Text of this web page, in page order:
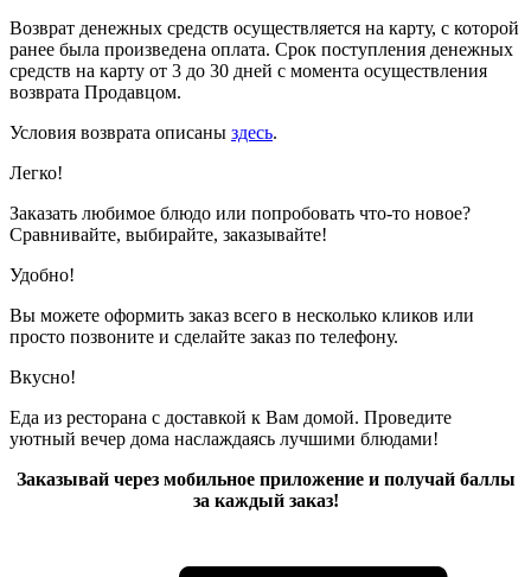
Возврат денежных средств осуществляется на карту, с которой
ранее была произведена оплата. Срок поступления денежных
средств на карту от 3 до 30 дней с момента осуществления
возврата Продавцом.
Условия возврата описаны здесь.
Легко!
Заказать любимое блюдо или попробовать что-то новое?
Сравнивайте, выбирайте, заказывайте!
Удобно!
Вы можете оформить заказ всего в несколько кликов или
просто позвоните и сделайте заказ по телефону.
Вкусно!
Еда из ресторана с доставкой к Вам домой. Проведите
уютный вечер дома наслаждаясь лучшими блюдами!
Заказывай через мобильное приложение и получай баллы
за каждый заказ!